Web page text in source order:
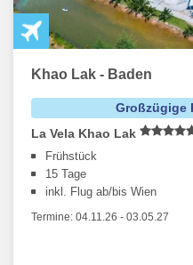
Khao Lak - Baden
Großzügige
La Vela Khao Lak
Frühstück
15 Tage
inkl. Flug ab/bis Wien
Termine: 04.11.26 - 03.05.27